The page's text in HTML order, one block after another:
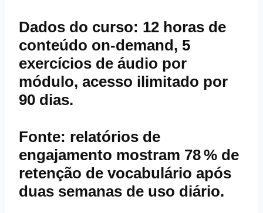
Dados do curso: 12 horas de
conteúdo on‑demand, 5
exercícios de áudio por
módulo, acesso ilimitado por
90 dias.
Fonte: relatórios de
engajamento mostram 78 % de
retenção de vocabulário após
duas semanas de uso diário.